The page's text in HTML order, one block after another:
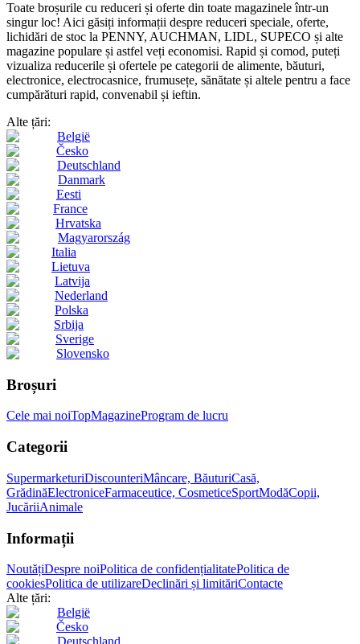
Toate broșurile cu reduceri și oferte din toate magazinele într-un
singur loc! Aici găsiți informații despre reduceri speciale, oferte,
lichidări de stoc la PENNY, AUCHMAN, LIDL, SUPECO și alte
magazine populare și astfel veți economisi. Rapid și comod, puteți
vizualiza reducerile și ofertele pe categorii de alimente, băuturi,
electronice, electrocasnice, frumusețe, sănătate și altele pentru a face
cumpărături rapid, convenabil și ieftin.
Alte țări:
België
Česko
Deutschland
Danmark
Eesti
France
Hrvatska
Magyarország
Italia
Lietuva
Latvija
Nederland
Polska
Srbija
Sverige
Slovensko
Broșuri
Cele mai noiTopMagazineProgram de lucru
Categorii
SupermarketuriDiscounteriMâncare, BăuturiCasă,
GrădinăElectroniceFarmaceutice, CosmeticeSportModăCopii,
JucăriiAnimale
Informații
NoutățiDespre noiPolitica de confidențialitatePolitica de
cookiesPolitica de utilizareDeclinări și limităriContacte
Alte țări:
België
Česko